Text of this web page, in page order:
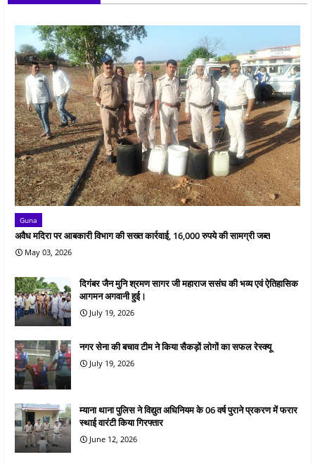
Guna
अवैध मदिरा पर आबकारी विभाग की सख्त कार्रवाई, 16,000 रुपये की सामग्री जब्त
May 03, 2026
दिगंबर जैन मुनि श्रमण सागर जी महाराज ससंघ की भव्य एवं ऐतिहासिक
आगमन अगवानी हुई।
July 19, 2026
नगर सेना की बचाव टीम ने किया सैकड़ों लोगों का सफल रेस्क्यू
July 19, 2026
म्याना थाना पुलिस ने विद्युत अधिनियम के 06 वर्ष पुराने प्रकरण में फरार
स्थाई वारंटी किया गिरफ्तार
June 12, 2026